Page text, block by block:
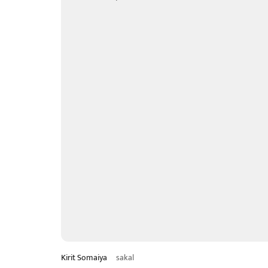
Kirit Somaiya sakal